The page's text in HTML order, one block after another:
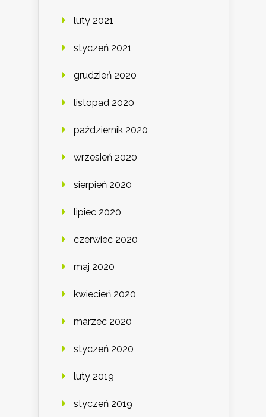
luty 2021
styczeń 2021
grudzień 2020
listopad 2020
październik 2020
wrzesień 2020
sierpień 2020
lipiec 2020
czerwiec 2020
maj 2020
kwiecień 2020
marzec 2020
styczeń 2020
luty 2019
styczeń 2019